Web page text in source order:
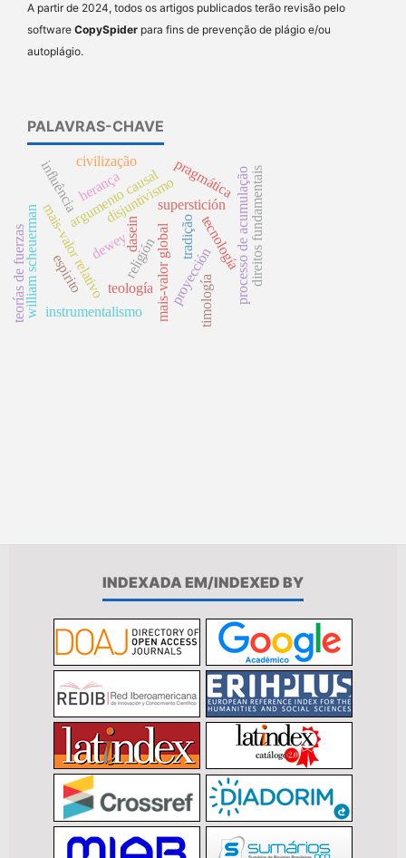
A partir de 2024, todos os artigos publicados terão revisão pelo
software CopySpider para fins de prevenção de plágio e/ou
autoplágio.
PALAVRAS-CHAVE
argumento causalsuperstición
proyección processo de acumulação
mais-valor global
mais-valor relativo
disjuntivismo
religión tecnología
instrumentalismo
dewey
teología
direitos fundamentais
espirito
influência
william scheuerman dasein
herança
tradição
pragmática
timología
teorías de fuerzas
civilização
INDEXADA EM/INDEXED BY